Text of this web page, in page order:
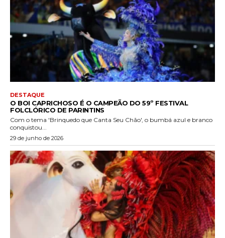
DESTAQUE
O BOI CAPRICHOSO É O CAMPEÃO DO 59º FESTIVAL
FOLCLÓRICO DE PARINTINS
Com o tema 'Brinquedo que Canta Seu Chão', o bumbá azul e branco
conquistou...
29 de junho de 2026